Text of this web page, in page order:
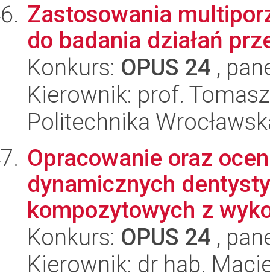
Zastosowania
do badania działań
Konkurs: OPUS 24 ,
Kierownik: prof.
Politechnika
Opracowanie oraz
dynamicznych
kompozytowych z
Konkurs: OPUS 24 ,
Kierownik: dr hab.